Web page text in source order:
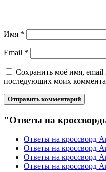
Имя *
Email *
Сохранить моё имя, email
последующих моих
"Ответы на
Ответы на кроссворд
Ответы на кроссворд
Ответы на кроссворд
Ответы на кроссворд